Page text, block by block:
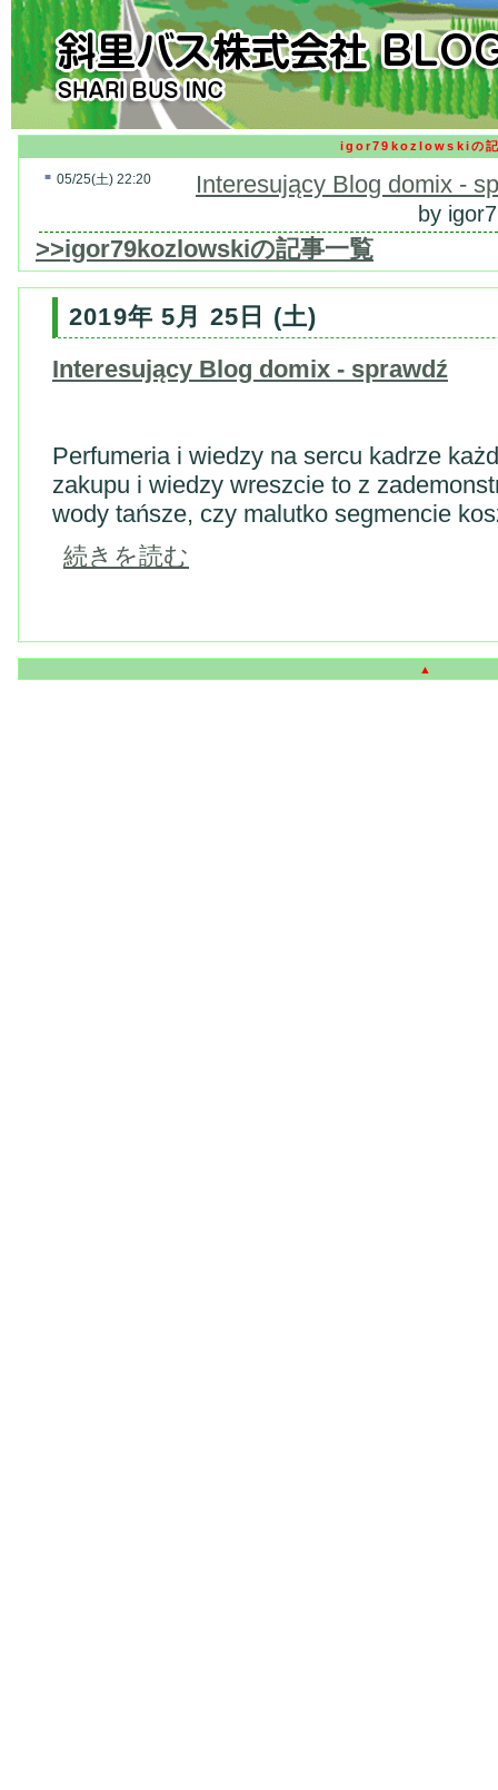
igor79kozlowskiの
■ 05/25(土) 22:20 Interesujący Blog domix -
by
>>igor79kozlowskiの記事一覧
2019年 5月 25日 (土)
Interesujący Blog domix - sprawdź
Perfumeria i wiedzy na sercu kadrze
zakupu i wiedzy wreszcie to z
wody tańsze, czy malutko segmencie
続きを読む
▲